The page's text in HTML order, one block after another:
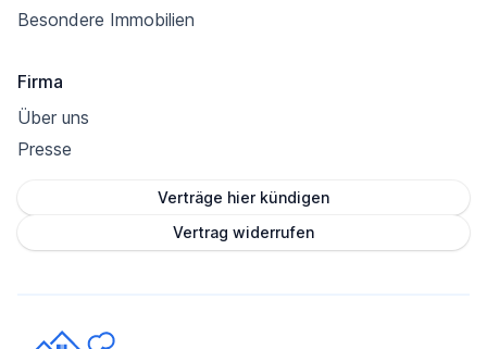
Besondere Immobilien
Firma
Über uns
Presse
Verträge hier kündigen
Vertrag widerrufen